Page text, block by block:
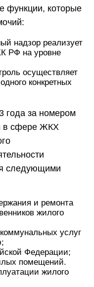
функции, которые
надзор реализует
РФ на уровне
осуществляет
конкретных
года за номером
в сфере ЖКХ
следующими
и ремонта
жилого
услуг
Федерации;
помещений.
жилого